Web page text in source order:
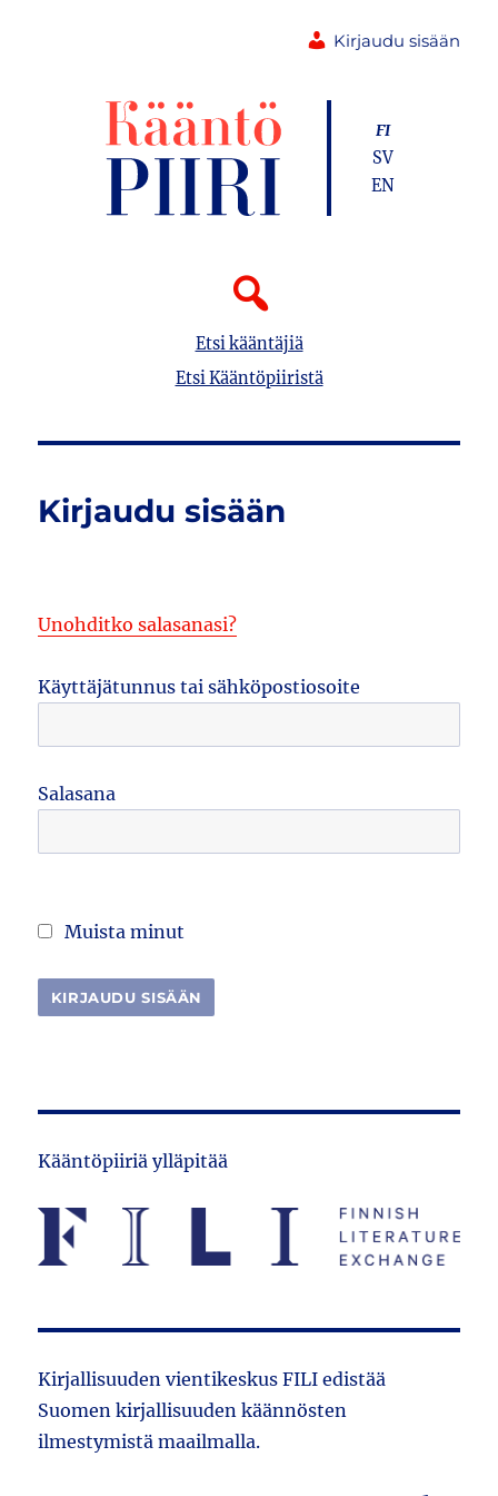
Kirjaudu sisään
Etsi kääntäjiä
Etsi Kääntöpiiristä
FI
SV
EN
Kirjaudu sisään
Unohditko salasanasi?
Käyttäjätunnus tai sähköpostiosoite
Salasana
Muista minut
Kääntöpiiriä ylläpitää
Kirjallisuuden vientikeskus FILI edistää
Suomen kirjallisuuden käännösten
ilmestymistä maailmalla.